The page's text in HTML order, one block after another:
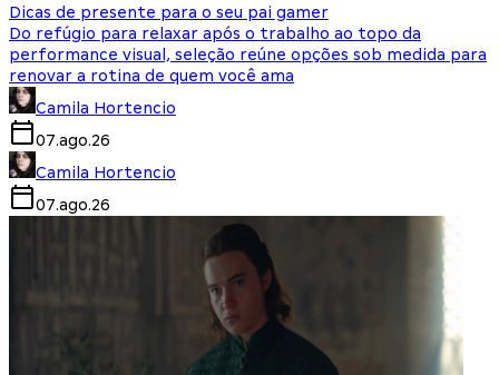
Dicas de presente para o seu pai gamer
Do refúgio para relaxar após o trabalho ao topo da
performance visual, seleção reúne opções sob medida para
renovar a rotina de quem você ama
Camila Hortencio
07.ago.26
Camila Hortencio
07.ago.26